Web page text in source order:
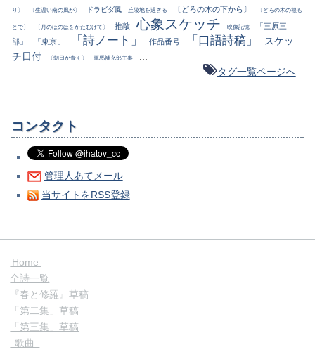
り〕 〔生温い南の風が〕 ドラビダ風 丘陵地を過ぎる 〔どろの木の下から〕 〔どろの木の根も
とで〕 〔月のほのほをかたむけて〕 推敲 心象スケッチ 映像記憶
「三原三
部」
「東京」 「詩ノート」 作品番号 「口語詩稿」
スケッ
チ日付
〔朝日が青く〕 軍馬補充部主事
タグ一覧ページへ
コンタクト
管理人あてメール
当サイトをRSS登録
Home
全詩一覧
『春と修羅』草稿
「第二集」草稿
「第三集」草稿
歌曲